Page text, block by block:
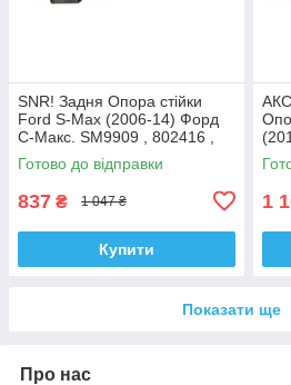
SNR! Задня Опора стійки
Ford S-Max (2006-14) Форд
С-Макс. SM9909 , 802416 ,
KB952.10 , VKDA40436
Готово до відправки
837 ₴ 1 047 ₴
Купити
1
Показати ще
Про нас